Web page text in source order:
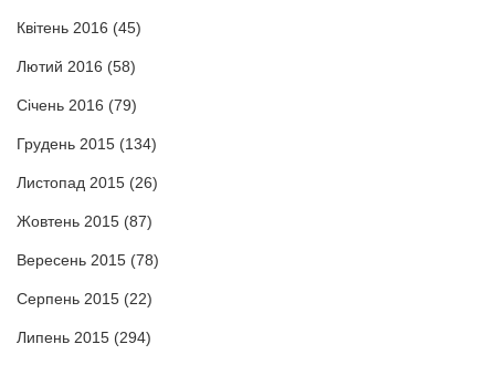
Квітень 2016 (45)
Лютий 2016 (58)
Січень 2016 (79)
Грудень 2015 (134)
Листопад 2015 (26)
Жовтень 2015 (87)
Вересень 2015 (78)
Серпень 2015 (22)
Липень 2015 (294)